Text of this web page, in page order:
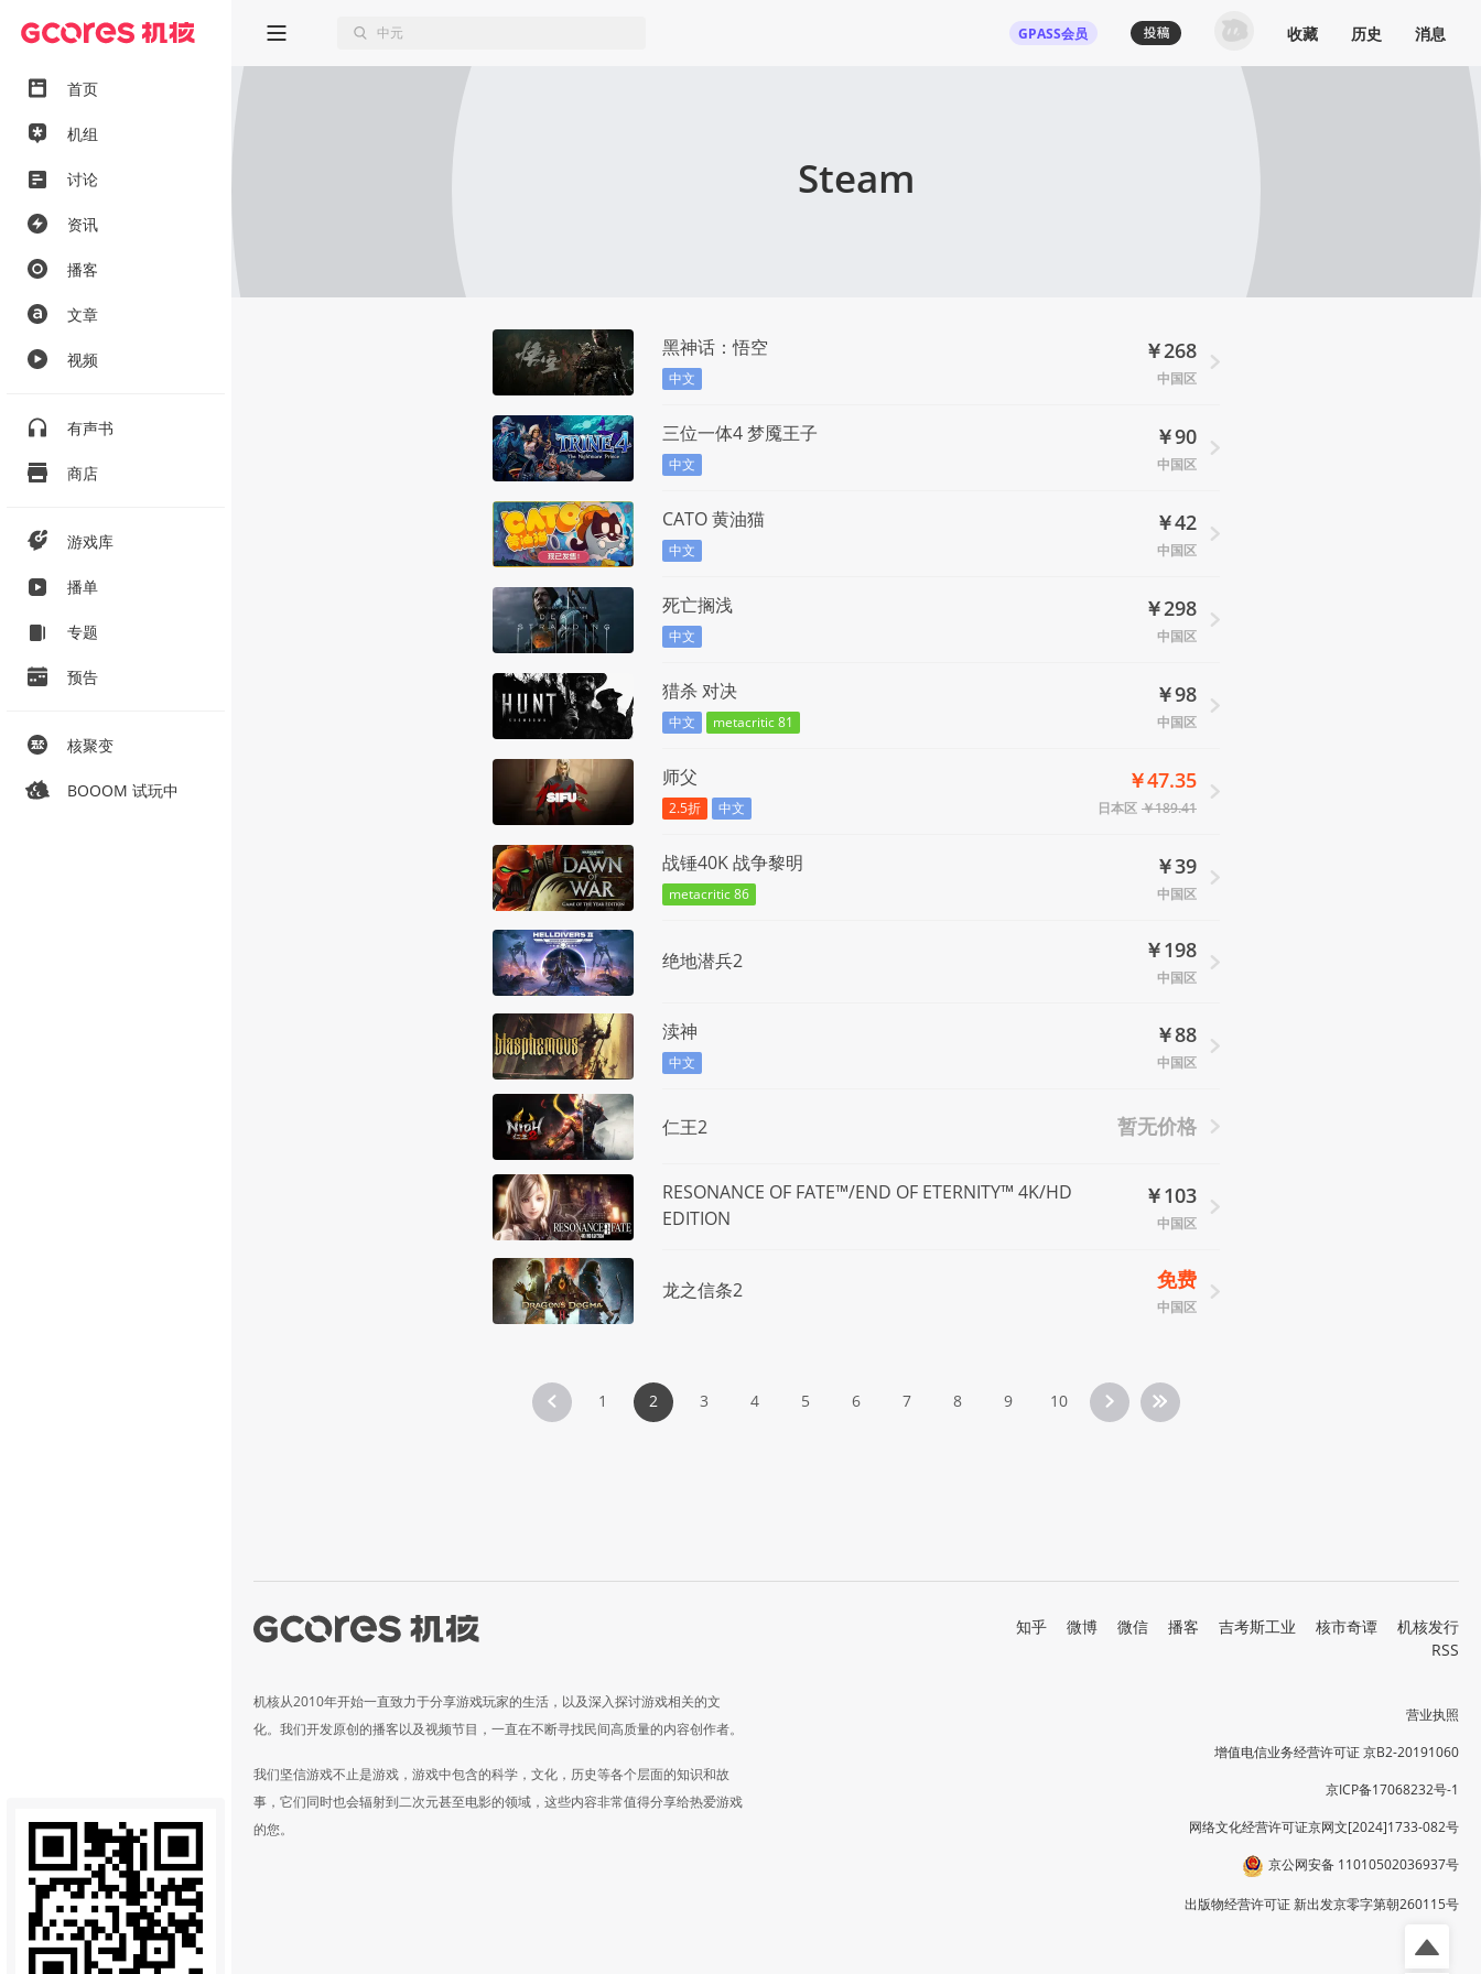
首页
机组
讨论
资讯
播客
文章
视频
有声书
商店
游戏库
播单
专题
预告
核聚变
BOOOM 试玩中
GPASS会员 收藏 历史 消息
Steam
黑神话：悟空
中文
￥268
中国区
三位一体4 梦魇王子
中文
￥90
中国区
CATO 黄油猫
中文
￥42
中国区
死亡搁浅
中文
￥298
中国区
猎杀 对决
中文 metacritic 81
￥98
中国区
师父
2.5折 中文
￥47.35
日本区 ￥189.41
战锤40K 战争黎明
metacritic 86
￥39
中国区
绝地潜兵2 ￥198
中国区
渎神
中文
￥88
中国区
仁王2 暂无价格
RESONANCE OF FATE™/END OF ETERNITY™ 4K/HD
EDITION
￥103
中国区
龙之信条2 免费
中国区
1 2 3 4 5 6 7 8 9 10
机核从2010年开始一直致力于分享游戏玩家的生活，以及深入探讨游戏相关的文
化。我们开发原创的播客以及视频节目，一直在不断寻找民间高质量的内容创作者。
我们坚信游戏不止是游戏，游戏中包含的科学，文化，历史等各个层面的知识和故
事，它们同时也会辐射到二次元甚至电影的领域，这些内容非常值得分享给热爱游戏
的您。
知乎 微博 微信 播客 吉考斯工业 核市奇谭
机核发行
RSS
营业执照
增值电信业务经营许可证 京B2-20191060
京ICP备17068232号-1
网络文化经营许可证京网文[2024]1733-082号
京公网安备 11010502036937号
出版物经营许可证 新出发京零字第朝260115号